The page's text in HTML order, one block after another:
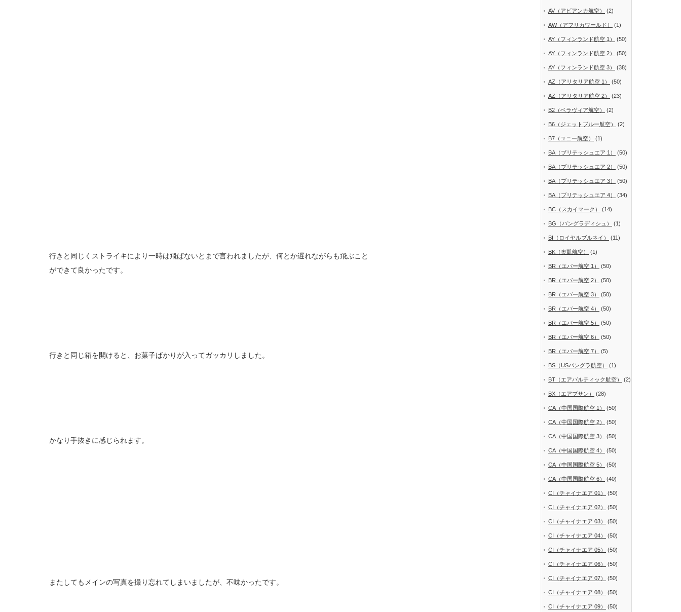
行きと同じくストライキにより一時は飛ばないとまで言われましたが、何とか遅れながらも飛ぶこと
ができて良かったです。
行きと同じ箱を開けると、お菓子ばかりが入ってガッカリしました。
かなり手抜きに感じられます。
またしてもメインの写真を撮り忘れてしまいましたが、不味かったです。
AV（アビアンカ航空） (2)
AW（アフリカワールド） (1)
AY（フィンランド航空 1） (50)
AY（フィンランド航空 2） (50)
AY（フィンランド航空 3） (38)
AZ（アリタリア航空 1） (50)
AZ（アリタリア航空 2） (23)
B2（ベラヴィア航空） (2)
B6（ジェットブルー航空） (2)
B7（ユニー航空） (1)
BA（ブリテッシュエア 1） (50)
BA（ブリテッシュエア 2） (50)
BA（ブリテッシュエア 3） (50)
BA（ブリテッシュエア 4） (34)
BC（スカイマーク） (14)
BG（バングラディシュ） (1)
BI（ロイヤルブルネイ） (11)
BK（奥凱航空） (1)
BR（エバー航空 1） (50)
BR（エバー航空 2） (50)
BR（エバー航空 3） (50)
BR（エバー航空 4） (50)
BR（エバー航空 5） (50)
BR（エバー航空 6） (50)
BR（エバー航空 7） (5)
BS（USバングラ航空） (1)
BT（エアバルティック航空） (2)
BX（エアプサン） (28)
CA（中国国際航空 1） (50)
CA（中国国際航空 2） (50)
CA（中国国際航空 3） (50)
CA（中国国際航空 4） (50)
CA（中国国際航空 5） (50)
CA（中国国際航空 6） (40)
CI（チャイナエア 01） (50)
CI（チャイナエア 02） (50)
CI（チャイナエア 03） (50)
CI（チャイナエア 04） (50)
CI（チャイナエア 05） (50)
CI（チャイナエア 06） (50)
CI（チャイナエア 07） (50)
CI（チャイナエア 08） (50)
CI（チャイナエア 09） (50)